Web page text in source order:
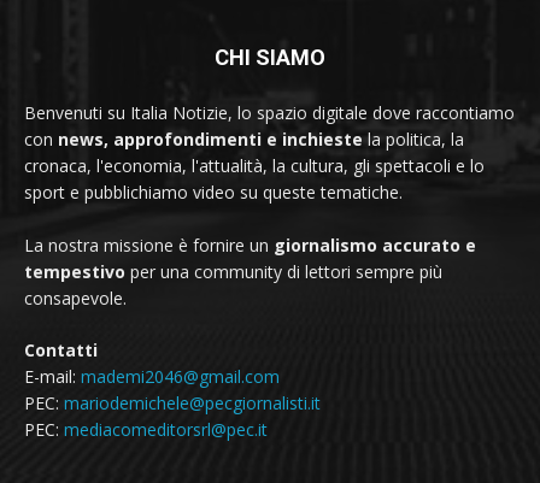
CHI SIAMO
Benvenuti su Italia Notizie, lo spazio digitale dove raccontiamo
con news, approfondimenti e inchieste la politica, la
cronaca, l'economia, l'attualità, la cultura, gli spettacoli e lo
sport e pubblichiamo video su queste tematiche.
La nostra missione è fornire un giornalismo accurato e
tempestivo per una community di lettori sempre più
consapevole.
Contatti
E-mail: mademi2046@gmail.com
PEC: mariodemichele@pecgiornalisti.it
PEC: mediacomeditorsrl@pec.it